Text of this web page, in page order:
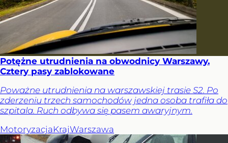
Potężne utrudnienia na obwodnicy Warszawy.
Cztery pasy zablokowane
Poważne utrudnienia na warszawskiej trasie S2. Po
zderzeniu trzech samochodów jedna osoba trafiła do
szpitala. Ruch odbywa się pasem awaryjnym.
MotoryzacjaKrajWarszawa